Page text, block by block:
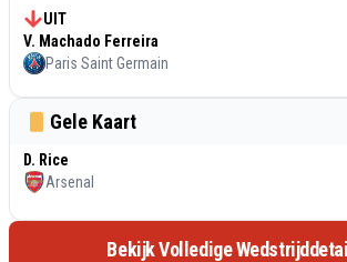
UIT
V. Machado Ferreira
Paris Saint Germain
Gele Kaart
D. Rice
Arsenal
Bekijk Volledige